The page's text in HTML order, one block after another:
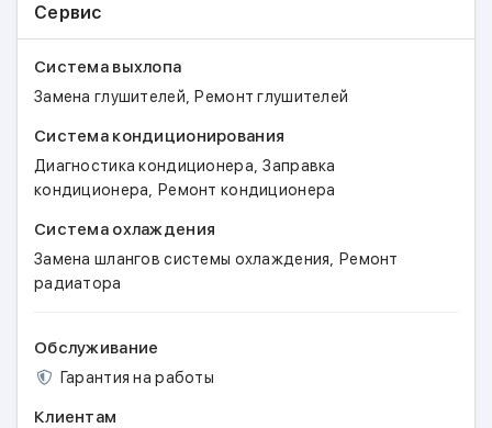
Сервис
Система выхлопа
Замена глушителей,Ремонт глушителей
Система кондиционирования
Диагностика кондиционера,Заправка
кондиционера, Ремонт кондиционера
Система охлаждения
Замена шлангов системы охлаждения, Ремонт
радиатора
Обслуживание
Гарантия на работы
Клиентам